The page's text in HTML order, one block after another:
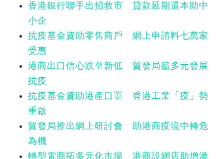
香港銀行聯手出招救市 貸款延期還本助中
小企
抗疫基金資助零售商戶 網上申請料七萬家
受惠
港商出口信心跌至新低 貿發局籲多元發展
抗疫
抗疫基金資助港產口罩 香港工業「疫」勢
重啟
貿發局推出網上研討會 助港商疫境中轉危
為機
轉型電商拓多元化市場 港商設網店助增滲